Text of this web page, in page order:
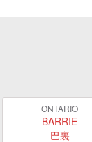
ONTARIO
BARRIE
巴裏